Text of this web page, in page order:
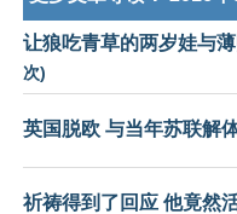
让狼吃青草的两岁娃与
次)
英国脱欧 与当年苏联解
祈祷得到了回应 他竟然